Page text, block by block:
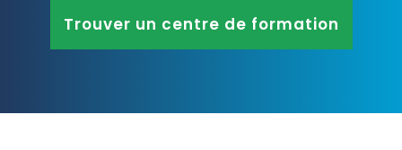
Trouver un centre de formation
Bonjour 👋